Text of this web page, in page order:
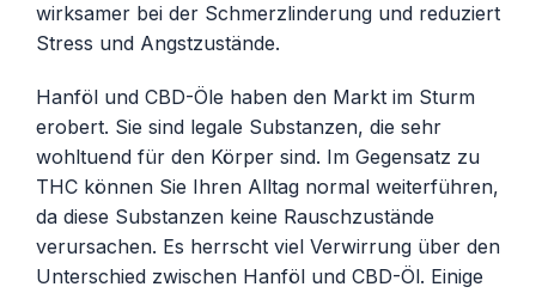
wirksamer bei der Schmerzlinderung und reduziert
Stress und Angstzustände.
Hanföl und CBD-Öle haben den Markt im Sturm
erobert. Sie sind legale Substanzen, die sehr
wohltuend für den Körper sind. Im Gegensatz zu
THC können Sie Ihren Alltag normal weiterführen,
da diese Substanzen keine Rauschzustände
verursachen. Es herrscht viel Verwirrung über den
Unterschied zwischen Hanföl und CBD-Öl. Einige